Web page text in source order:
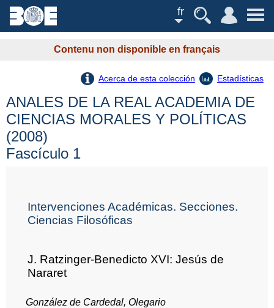
fr
Contenu non disponible en français
Acerca de esta colección Estadísticas
ANALES DE LA REAL ACADEMIA DE
CIENCIAS MORALES Y POLÍTICAS
(2008)
Fascículo 1
Intervenciones Académicas. Secciones.
Ciencias Filosóficas
J. Ratzinger-Benedicto XVI: Jesús de
Nararet
González de Cardedal, Olegario